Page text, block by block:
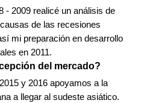
- 2009 realicé un análisis de
de las recesiones
mi preparación en desarrollo
en 2011.
del mercado?
y 2016 apoyamos a la
a llegar al sudeste asiático.